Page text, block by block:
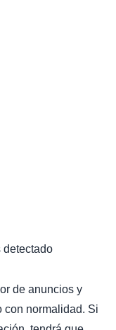
detectado
de anuncios y
con normalidad. Si